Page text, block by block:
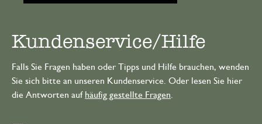
Kundenservice/Hilfe
Falls Sie Fragen haben oder Tipps und Hilfe brauchen, wenden
Sie sich bitte an unseren Kundenservice. Oder lesen Sie hier
die Antworten auf häufig gestellte Fragen